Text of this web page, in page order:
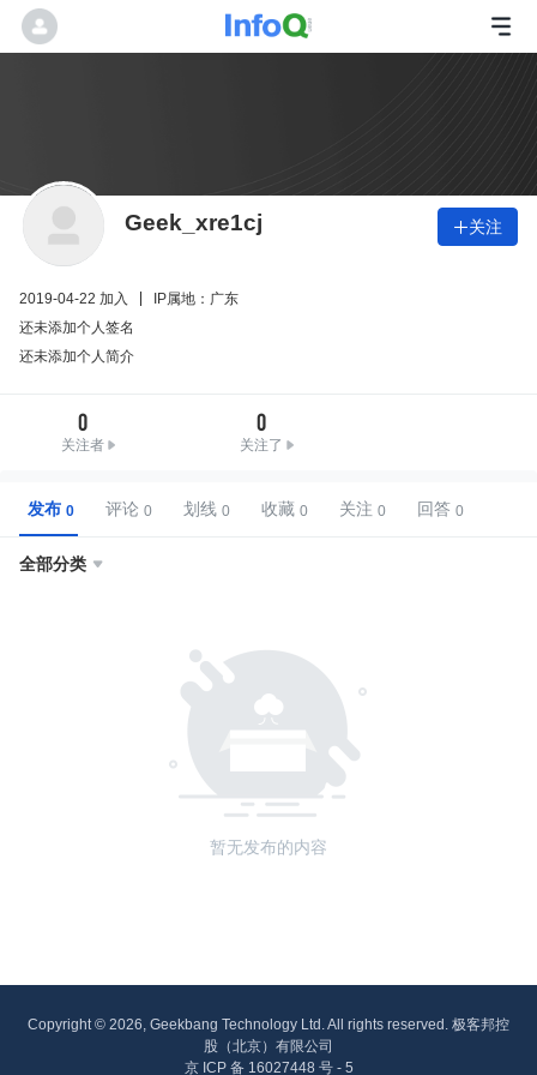
Geek_xre1cj 关注
2019-04-22 加入
IP属地：广东
还未添加个人签名
还未添加个人简介
0
关注者
0
关注了
发布 评论 划线 收藏 关注 回答
全部分类 
暂无发布的内容
Copyright © 2026, Geekbang Technology Ltd. All rights reserved. 极客邦控
股（北京）有限公司
京 ICP 备 16027448 号 - 5